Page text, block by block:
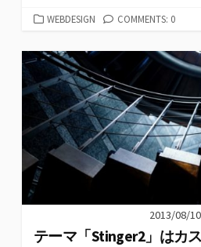
カ
ゴ
リ
ー
WEBDESIGN COMMENTS: 0
2013/08/10
テーマ「Stinger2」はカ